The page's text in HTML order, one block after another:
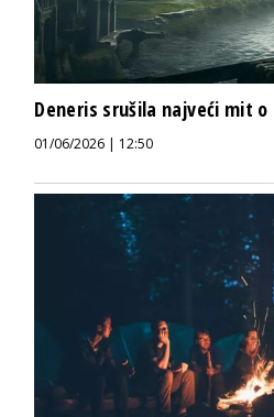
Deneris srušila najveći mit
01/06/2026 | 12:50